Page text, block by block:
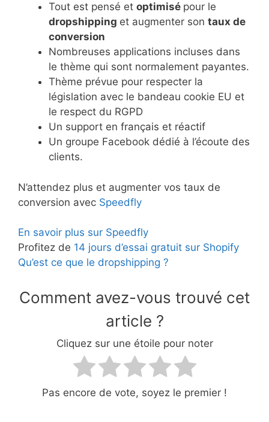
Tout est pensé et optimisé pour le
dropshipping et augmenter son taux de
conversion
Nombreuses applications incluses dans
le thème qui sont normalement payantes.
Thème prévue pour respecter la
législation avec le bandeau cookie EU et
le respect du RGPD
Un support en français et réactif
Un groupe Facebook dédié à l’écoute des
clients.
N’attendez plus et augmenter vos taux de
conversion avec Speedfly
En savoir plus sur Speedfly
Profitez de 14 jours d’essai gratuit sur Shopify
Qu’est ce que le dropshipping ?
Comment avez-vous trouvé cet
article ?
Cliquez sur une étoile pour noter
Pas encore de vote, soyez le premier !